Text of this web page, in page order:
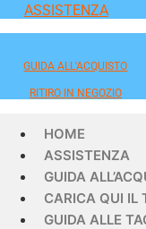
ASSISTENZA
GUIDA ALL'ACQUISTO
RITIRO IN NEGOZIO
HOME
ASSISTENZA
GUIDA
CARICA QUI IL
GUIDA ALLE